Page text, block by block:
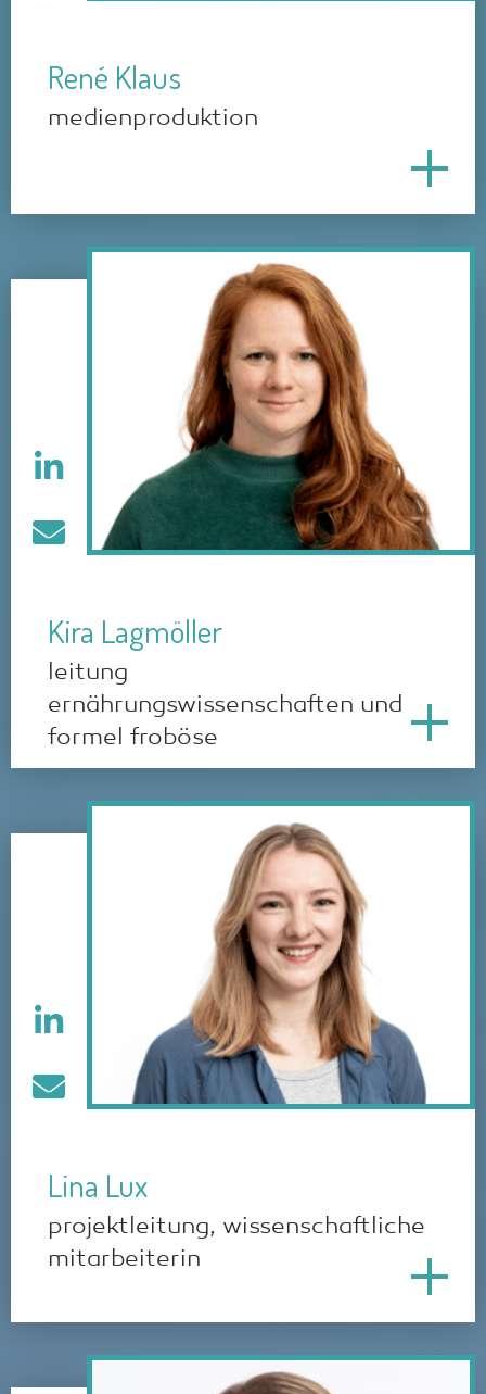
René Klaus
medienproduktion
Kira Lagmöller
leitung
ernährungswissenschaften und
formel froböse
Lina Lux
projektleitung, wissenschaftliche
mitarbeiterin